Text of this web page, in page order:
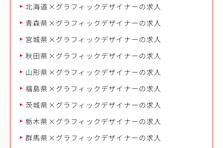
北海道×グラフィックデザイナーの求人
青森県×グラフィックデザイナーの求人
宮城県×グラフィックデザイナーの求人
秋田県×グラフィックデザイナーの求人
山形県×グラフィックデザイナーの求人
福島県×グラフィックデザイナーの求人
茨城県×グラフィックデザイナーの求人
栃木県×グラフィックデザイナーの求人
群馬県×グラフィックデザイナーの求人